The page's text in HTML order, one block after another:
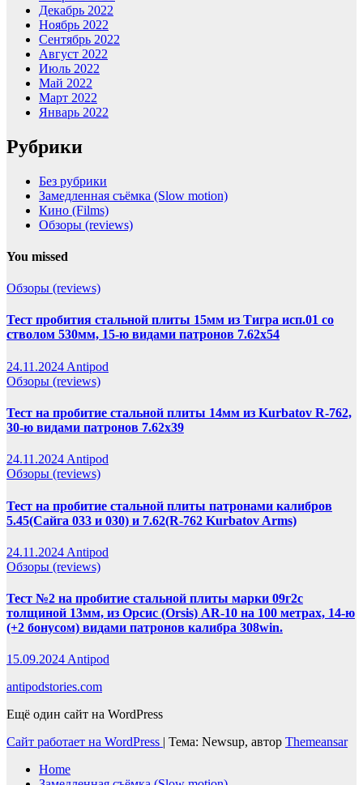
Декабрь 2022
Ноябрь 2022
Сентябрь 2022
Август 2022
Июль 2022
Май 2022
Март 2022
Январь 2022
Рубрики
Без рубрики
Замедленная съёмка (Slow motion)
Кино (Films)
Обзоры (reviews)
You missed
Обзоры (reviews)
Тест пробития стальной плиты 15мм из Тигра исп.01 со
стволом 530мм, 15-ю видами патронов 7.62х54
24.11.2024 Antipod
Обзоры (reviews)
Тест на пробитие стальной плиты 14мм из Kurbatov R-762,
30-ю видами патронов 7.62х39
24.11.2024 Antipod
Обзоры (reviews)
Тест на пробитие стальной плиты патронами калибров
5.45(Сайга 033 и 030) и 7.62(R-762 Kurbatov Arms)
24.11.2024 Antipod
Обзоры (reviews)
Тест №2 на пробитие стальной плиты марки 09г2с
толщиной 13мм, из Орсис (Orsis) AR-10 на 100 метрах, 14-ю
(+2 бонусом) видами патронов калибра 308win.
15.09.2024 Antipod
antipodstories.com
Ещё один сайт на WordPress
Сайт работает на WordPress | Тема: Newsup, автор Themeansar
Home